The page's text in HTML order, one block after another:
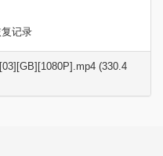
记录
(330.4